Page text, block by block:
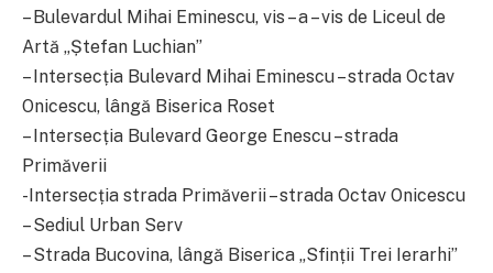
– Bulevardul Mihai Eminescu, vis – a – vis de Liceul de
Artă „Ștefan Luchian”
– Intersecția Bulevard Mihai Eminescu – strada Octav
Onicescu, lângă Biserica Roset
– Intersecția Bulevard George Enescu – strada
Primăverii
-Intersecția strada Primăverii – strada Octav Onicescu
– Sediul Urban Serv
– Strada Bucovina, lângă Biserica „Sfinții Trei Ierarhi”